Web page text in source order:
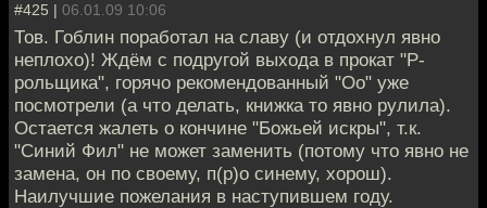
#425 | 06.01.09 10:06
Тов. Гоблин поработал на славу (и отдохнул явно
неплохо)! Ждём с подругой выхода в прокат "Р-
рольщика", горячо рекомендованный "Оо" уже
посмотрели (а что делать, книжка то явно рулила).
Остается жалеть о кончине "Божьей искры", т.к.
"Синий Фил" не может заменить (потому что явно не
замена, он по своему, п(р)о синему, хорош).
Наилучшие пожелания в наступившем году.